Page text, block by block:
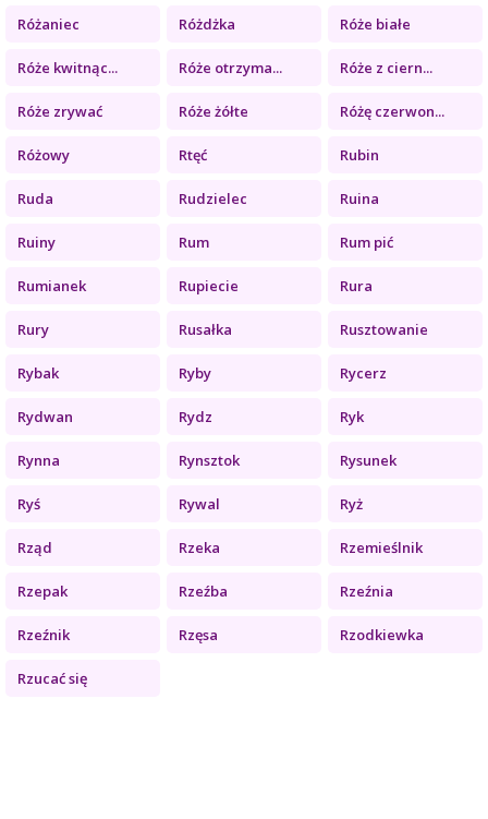
Różaniec Różdżka Róże białe
Róże kwitnąc... Róże otrzyma... Róże z ciern...
Róże zrywać Róże żółte Różę czerwon...
Różowy Rtęć Rubin
Ruda Rudzielec Ruina
Ruiny Rum Rum pić
Rumianek Rupiecie Rura
Rury Rusałka Rusztowanie
Rybak Ryby Rycerz
Rydwan Rydz Ryk
Rynna Rynsztok Rysunek
Ryś Rywal Ryż
Rząd Rzeka Rzemieślnik
Rzepak Rzeźba Rzeźnia
Rzeźnik Rzęsa Rzodkiewka
Rzucać się